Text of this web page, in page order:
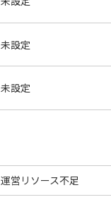
未設定
未設定
運営リソース不足